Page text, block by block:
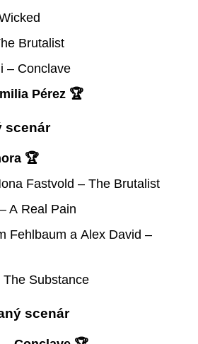
Brutalist
– Conclave
Pérez 🏆
scenár
🏆
Fastvold – The Brutalist
A Real Pain
Fehlbaum a Alex David –
Substance
scenár